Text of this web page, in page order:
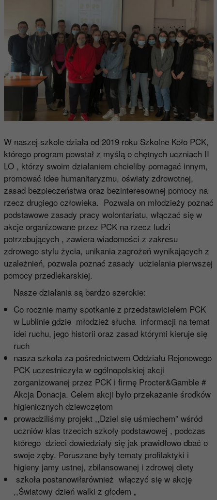
W naszej szkole działa od 2019 roku Szkolne Koło PCK,
którego program powstał z myślą o chętnych uczniach II
LO , którzy swoim działaniem chcieliby pomagać innym,
promować idee humanitaryzmu, oświaty zdrowotnej,
zasad bezpieczeństwa oraz bezinteresownej pomocy na
rzecz drugiego człowieka. Pozwala on młodzieży poznać
podstawowe zasady pracy wolontariatu, włączać się w
akcje organizowane przez PCK na rzecz ludzi
potrzebujących , zawiera wiadomości z zakresu
zdrowego stylu życia, unikania zagrożeń wynikających z
uzależnień, pozwala poznać zasady udzielania pierwszej
pomocy przedlekarskiej.
Nasze działania są bardzo szerokie:
Co rocznie mamy spotkanie z przedstawicielem PCK
w Lublinie gdzie młodzież słucha informacji na temat
idei ruchu, jego historii oraz zasad którymi kieruje się
ruch
nasza szkoła za pośrednictwem Oddziału Rejonowego
PCK uczestniczyła w ogólnopolskiej akcji
zorganizowanej przez PCK i firmę Procter&Gamble #
Akcja Donacja. Celem akcji było przekazanie środków
higienicznych dziewczętom
prowadziliśmy projekt ,,Dziel się uśmiechem” wśród
uczniów klas trzecich szkoły podstawowej , podczas
którego dzieci dowiedziały się jak prawidłowo dbać o
swoje zęby. Poruszane były tematy profilaktyki i
higieny jamy ustnej, zbilansowanej i zdrowej diety
szkoła postanowiłarównież włączyć się w akcję
,,Światowy dzień walki z głodem „